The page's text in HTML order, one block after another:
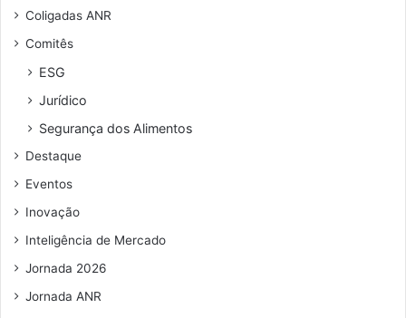
Coligadas ANR
Comitês
ESG
Jurídico
Segurança dos Alimentos
Destaque
Eventos
Inovação
Inteligência de Mercado
Jornada 2026
Jornada ANR